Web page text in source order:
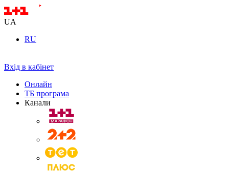
UA
RU
Вхід в кабінет
Онлайн
ТБ програма
Канали